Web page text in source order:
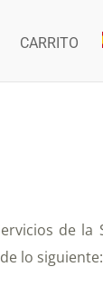
CARRITO
de la
lo siguiente: